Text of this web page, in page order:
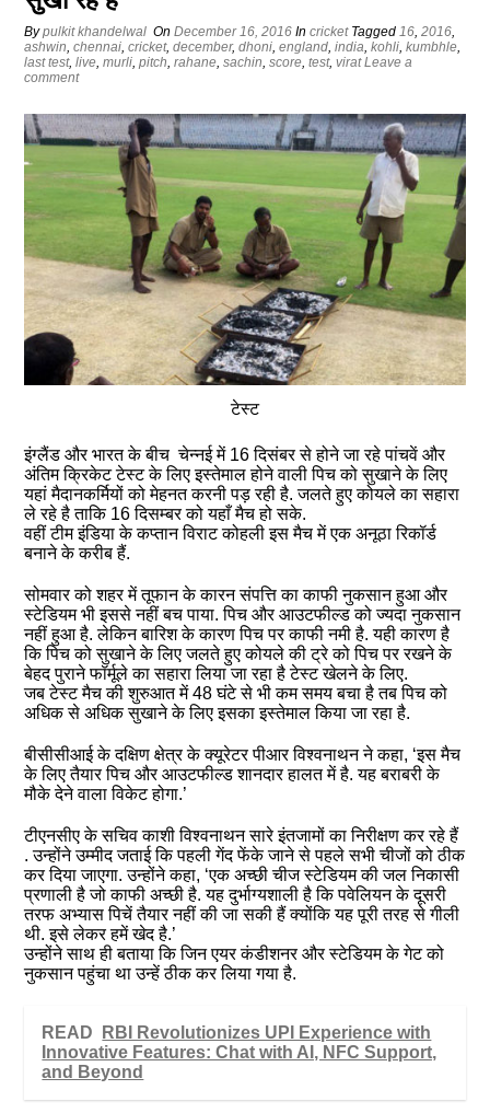
Bypulkit khandelwal OnDecember 16, 2016 Incricket Tagged16,2016,
ashwin,chennai,cricket,december,dhoni,england,india,kohli,kumbhle,
last test,live,murli,pitch,rahane,sachin,score,test,virat Leave a
comment
टेस्ट
इंग्लैंड और भारत के बीच चेन्‍नई में 16 दिसंबर से होने जा रहे पांचवें और
अंतिम क्रिकेट टेस्ट के लिए इस्तेमाल होने वाली पिच को सुखाने के लिए
यहां मैदानकर्मियों को मेहनत करनी पड़ रही है. जलते हुए कोयले का सहारा
ले रहे है ताकि 16 दिसम्बर को यहाँ मैच हो सके.
वहीं टीम इंडिया के कप्‍तान विराट कोहली इस मैच में एक अनूठा रिकॉर्ड
बनाने के करीब हैं.
सोमवार को शहर में तूफान के कारन संपत्ति का काफी नुकसान हुआ और
स्टेडियम भी इससे नहीं बच पाया. पिच और आउटफील्ड को ज्यदा नुकसान
नहीं हुआ है. लेकिन बारिश के कारण पिच पर काफी नमी है. यही कारण है
कि पिच को सुखाने के लिए जलते हुए कोयले की ट्रे को पिच पर रखने के
बेहद पुराने फॉर्मूले का सहारा लिया जा रहा है टेस्ट खेलने के लिए.
जब टेस्ट मैच की शुरुआत में 48 घंटे से भी कम समय बचा है तब पिच को
अधिक से अधिक सुखाने के लिए इसका इस्तेमाल किया जा रहा है.
बीसीसीआई के दक्षिण क्षेत्र के क्यूरेटर पीआर विश्वनाथन ने कहा, ‘इस मैच
के लिए तैयार पिच और आउटफील्ड शानदार हालत में है. यह बराबरी के
मौके देने वाला विकेट होगा.’
टीएनसीए के सचिव काशी विश्वनाथन सारे इंतजामों का निरीक्षण कर रहे हैं
. उन्होंने उम्मीद जताई कि पहली गेंद फेंके जाने से पहले सभी चीजों को ठीक
कर दिया जाएगा. उन्होंने कहा, ‘एक अच्छी चीज स्टेडियम की जल निकासी
प्रणाली है जो काफी अच्छी है. यह दुर्भाग्यशाली है कि पवेलियन के दूसरी
तरफ अभ्‍यास पिचें तैयार नहीं की जा सकी हैं क्योंकि यह पूरी तरह से गीली
थी. इसे लेकर हमें खेद है.’
उन्होंने साथ ही बताया कि जिन एयर कंडीशनर और स्टेडियम के गेट को
नुकसान पहुंचा था उन्हें ठीक कर लिया गया है.
READ
RBI Revolutionizes UPI Experience with
Innovative Features: Chat with AI, NFC Support,
and Beyond